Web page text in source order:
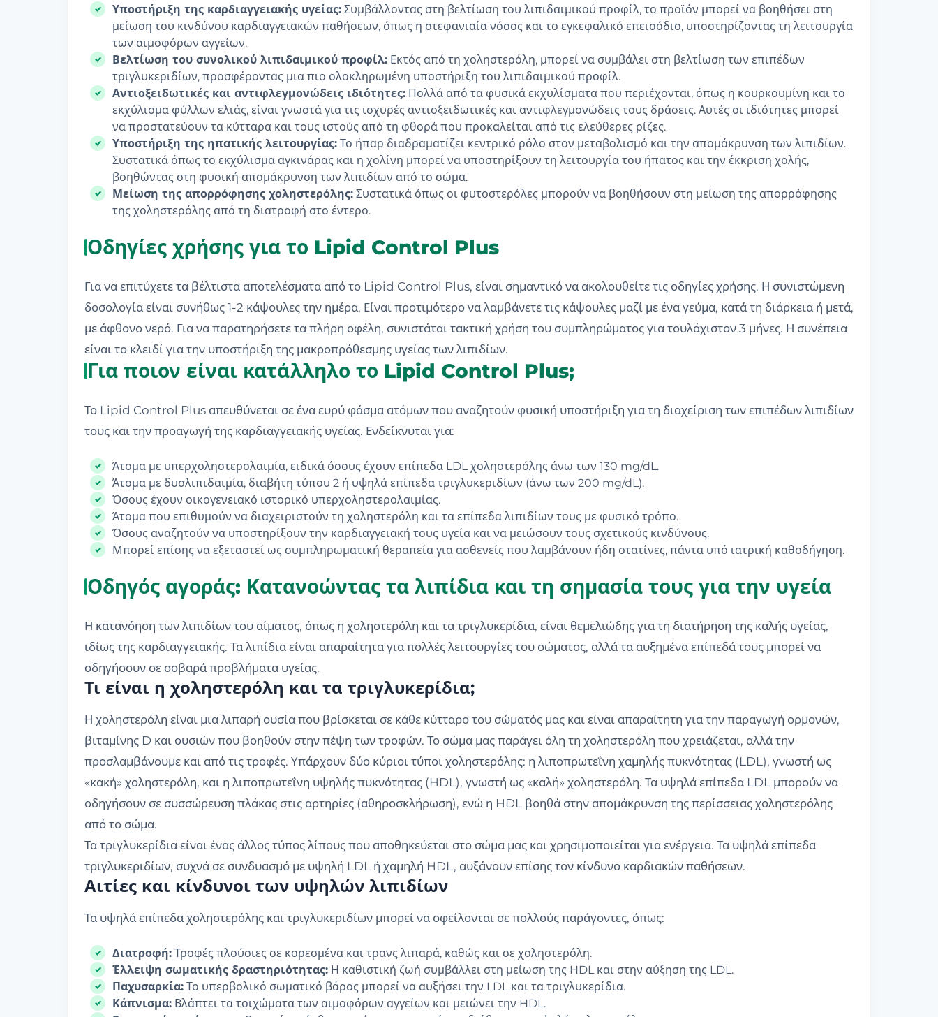
Υποστήριξη της καρδιαγγειακής υγείας: Συμβάλλοντας στη βελτίωση του λιπιδαιμικού προφίλ, το προϊόν μπορεί να βοηθήσει στη
μείωση του κινδύνου καρδιαγγειακών παθήσεων, όπως η στεφανιαία νόσος και το εγκεφαλικό επεισόδιο, υποστηρίζοντας τη λειτουργία
των αιμοφόρων αγγείων.
Βελτίωση του συνολικού λιπιδαιμικού προφίλ: Εκτός από τη χοληστερόλη, μπορεί να συμβάλει στη βελτίωση των επιπέδων
τριγλυκεριδίων, προσφέροντας μια πιο ολοκληρωμένη υποστήριξη του λιπιδαιμικού προφίλ.
Αντιοξειδωτικές και αντιφλεγμονώδεις ιδιότητες: Πολλά από τα φυσικά εκχυλίσματα που περιέχονται, όπως η κουρκουμίνη και το
εκχύλισμα φύλλων ελιάς, είναι γνωστά για τις ισχυρές αντιοξειδωτικές και αντιφλεγμονώδεις τους δράσεις. Αυτές οι ιδιότητες μπορεί
να προστατεύουν τα κύτταρα και τους ιστούς από τη φθορά που προκαλείται από τις ελεύθερες ρίζες.
Υποστήριξη της ηπατικής λειτουργίας: Το ήπαρ διαδραματίζει κεντρικό ρόλο στον μεταβολισμό και την απομάκρυνση των λιπιδίων.
Συστατικά όπως το εκχύλισμα αγκινάρας και η χολίνη μπορεί να υποστηρίξουν τη λειτουργία του ήπατος και την έκκριση χολής,
βοηθώντας στη φυσική απομάκρυνση των λιπιδίων από το σώμα.
Μείωση της απορρόφησης χοληστερόλης: Συστατικά όπως οι φυτοστερόλες μπορούν να βοηθήσουν στη μείωση της απορρόφησης
της χοληστερόλης από τη διατροφή στο έντερο.
Οδηγίες χρήσης για το Lipid Control Plus
Για να επιτύχετε τα βέλτιστα αποτελέσματα από το Lipid Control Plus, είναι σημαντικό να ακολουθείτε τις οδηγίες χρήσης. Η συνιστώμενη
δοσολογία είναι συνήθως 1-2 κάψουλες την ημέρα. Είναι προτιμότερο να λαμβάνετε τις κάψουλες μαζί με ένα γεύμα, κατά τη διάρκεια ή μετά,
με άφθονο νερό. Για να παρατηρήσετε τα πλήρη οφέλη, συνιστάται τακτική χρήση του συμπληρώματος για τουλάχιστον 3 μήνες. Η συνέπεια
είναι το κλειδί για την υποστήριξη της μακροπρόθεσμης υγείας των λιπιδίων.
Για ποιον είναι κατάλληλο το Lipid Control Plus;
Το Lipid Control Plus απευθύνεται σε ένα ευρύ φάσμα ατόμων που αναζητούν φυσική υποστήριξη για τη διαχείριση των επιπέδων λιπιδίων
τους και την προαγωγή της καρδιαγγειακής υγείας. Ενδείκνυται για:
Άτομα με υπερχοληστερολαιμία, ειδικά όσους έχουν επίπεδα LDL χοληστερόλης άνω των 130 mg/dL.
Άτομα με δυσλιπιδαιμία, διαβήτη τύπου 2 ή υψηλά επίπεδα τριγλυκεριδίων (άνω των 200 mg/dL).
Όσους έχουν οικογενειακό ιστορικό υπερχοληστερολαιμίας.
Άτομα που επιθυμούν να διαχειριστούν τη χοληστερόλη και τα επίπεδα λιπιδίων τους με φυσικό τρόπο.
Όσους αναζητούν να υποστηρίξουν την καρδιαγγειακή τους υγεία και να μειώσουν τους σχετικούς κινδύνους.
Μπορεί επίσης να εξεταστεί ως συμπληρωματική θεραπεία για ασθενείς που λαμβάνουν ήδη στατίνες, πάντα υπό ιατρική καθοδήγηση.
Οδηγός αγοράς: Κατανοώντας τα λιπίδια και τη σημασία τους για την υγεία
Η κατανόηση των λιπιδίων του αίματος, όπως η χοληστερόλη και τα τριγλυκερίδια, είναι θεμελιώδης για τη διατήρηση της καλής υγείας,
ιδίως της καρδιαγγειακής. Τα λιπίδια είναι απαραίτητα για πολλές λειτουργίες του σώματος, αλλά τα αυξημένα επίπεδά τους μπορεί να
οδηγήσουν σε σοβαρά προβλήματα υγείας.
Τι είναι η χοληστερόλη και τα τριγλυκερίδια;
Η χοληστερόλη είναι μια λιπαρή ουσία που βρίσκεται σε κάθε κύτταρο του σώματός μας και είναι απαραίτητη για την παραγωγή ορμονών,
βιταμίνης D και ουσιών που βοηθούν στην πέψη των τροφών. Το σώμα μας παράγει όλη τη χοληστερόλη που χρειάζεται, αλλά την
προσλαμβάνουμε και από τις τροφές. Υπάρχουν δύο κύριοι τύποι χοληστερόλης: η λιποπρωτεΐνη χαμηλής πυκνότητας (LDL), γνωστή ως
«κακή» χοληστερόλη, και η λιποπρωτεΐνη υψηλής πυκνότητας (HDL), γνωστή ως «καλή» χοληστερόλη. Τα υψηλά επίπεδα LDL μπορούν να
οδηγήσουν σε συσσώρευση πλάκας στις αρτηρίες (αθηροσκλήρωση), ενώ η HDL βοηθά στην απομάκρυνση της περίσσειας χοληστερόλης
από το σώμα.
Τα τριγλυκερίδια είναι ένας άλλος τύπος λίπους που αποθηκεύεται στο σώμα μας και χρησιμοποιείται για ενέργεια. Τα υψηλά επίπεδα
τριγλυκεριδίων, συχνά σε συνδυασμό με υψηλή LDL ή χαμηλή HDL, αυξάνουν επίσης τον κίνδυνο καρδιακών παθήσεων.
Αιτίες και κίνδυνοι των υψηλών λιπιδίων
Τα υψηλά επίπεδα χοληστερόλης και τριγλυκεριδίων μπορεί να οφείλονται σε πολλούς παράγοντες, όπως:
Διατροφή: Τροφές πλούσιες σε κορεσμένα και τρανς λιπαρά, καθώς και σε χοληστερόλη.
Έλλειψη σωματικής δραστηριότητας: Η καθιστική ζωή συμβάλλει στη μείωση της HDL και στην αύξηση της LDL.
Παχυσαρκία: Το υπερβολικό σωματικό βάρος μπορεί να αυξήσει την LDL και τα τριγλυκερίδια.
Κάπνισμα: Βλάπτει τα τοιχώματα των αιμοφόρων αγγείων και μειώνει την HDL.